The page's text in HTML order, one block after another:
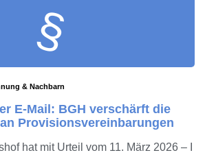
§
& Nachbarn
E-Mail: BGH verschärft die
Provisionsvereinbarungen
hat mit Urteil vom 11. März 2026 – I